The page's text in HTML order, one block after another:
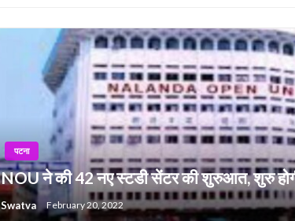
पटना
NOU ने की 42 नए स्टडी सेंटर की शुरुआत, शुरु
Swatva February 20, 2022